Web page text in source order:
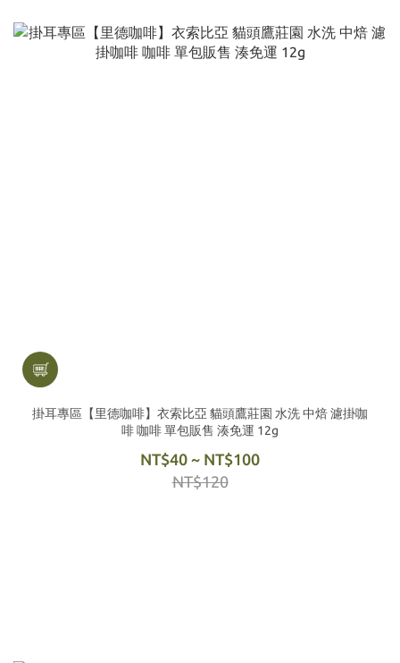
掛耳專區【里德咖啡】衣索比亞 貓頭鷹莊園 水洗 中焙 濾掛咖
啡 咖啡 單包販售 湊免運 12g
NT$40 ~ NT$100
NT$120